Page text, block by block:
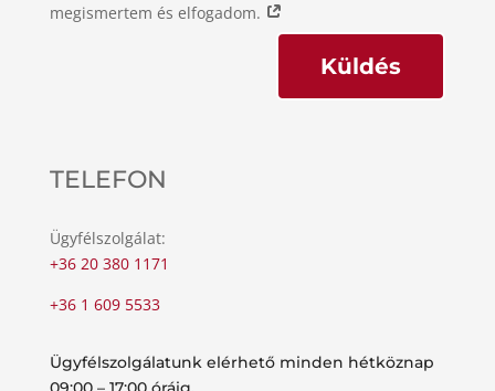
megismertem és elfogadom.
Küldés
TELEFON
Ügyfélszolgálat:
+36 20 380 1171
+36 1 609 5533
Ügyfélszolgálatunk elérhető minden hétköznap